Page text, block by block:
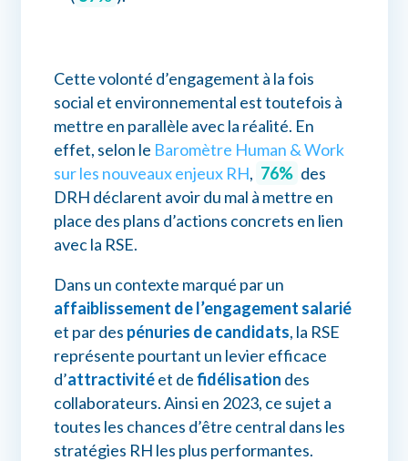
Cette volonté d’engagement à la fois
social et environnemental est toutefois à
mettre en parallèle avec la réalité. En
effet, selon le Baromètre Human & Work
sur les nouveaux enjeux RH, 76% des
DRH déclarent avoir du mal à mettre en
place des plans d’actions concrets en lien
avec la RSE.
Dans un contexte marqué par un
affaiblissement de l’engagement salarié
et par des pénuries de candidats, la RSE
représente pourtant un levier efficace
d’attractivitéet defidélisation des
collaborateurs. Ainsi en 2023, ce sujet a
toutes les chances d’être central dans les
stratégies RH les plus performantes.